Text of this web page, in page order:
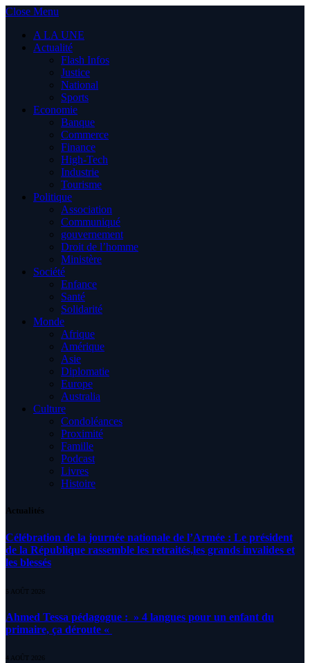
Close Menu
A LA UNE
Actualité
Flash Infos
Justice
National
Sports
Economie
Banque
Commerce
Finance
High-Tech
Industrie
Tourisme
Politique
Association
Communiqué
gouvernement
Droit de l’homme
Ministère
Société
Enfance
Santé
Solidarité
Monde
Afrique
Amérique
Asie
Diplomatie
Europe
Australia
Culture
Condoléances
Proximité
Famille
Podcast
Livres
Histoire
Actualités
Célébration de la journée nationale de l’Armée : Le président
de la République rassemble les retraités,les grands invalides et
les blessés
5 AOÛT 2026
Ahmed Tessa pédagogue : » 4 langues pour un enfant du
primaire, ça déroute «
4 AOÛT 2026